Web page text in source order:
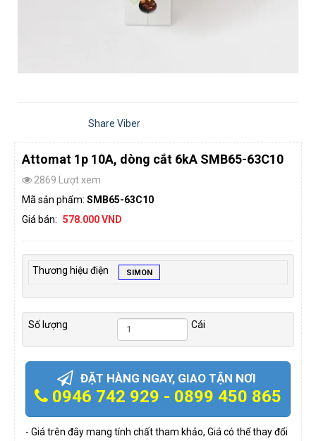
Share Viber
Attomat 1p 10A, dòng cắt 6kA SMB65-63C10
2869 Lượt xem
Mã sản phẩm: SMB65-63C10
Giá bán: 578.000 VND
Thương hiệu điện SIMON
Số lượng Cái
ĐẶT HÀNG NGAY, GIAO TẬN NƠI
0946 742 929 - 0899 450 865
- Giá trên đây mang tính chất tham khảo, Giá có thể thay đổi